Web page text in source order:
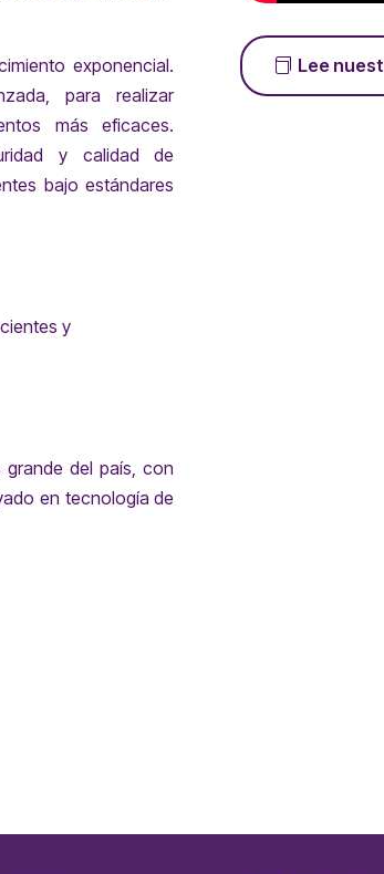
exponencial.
para realizar
más eficaces.
y calidad de
bajo estándares
y
del país, con
en tecnología de
Lee